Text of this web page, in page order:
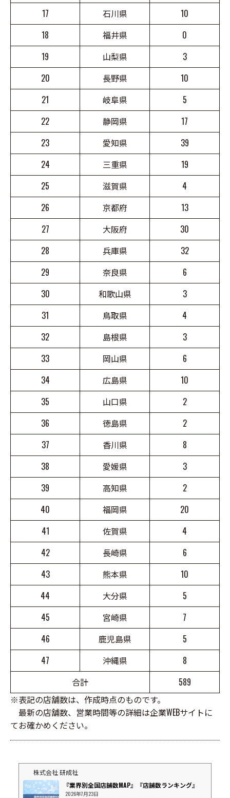
17 石川県
10
18
福井県
0
19
山梨県
3
20
長野県
10
21
岐阜県
5
22
静岡県
17
23
愛知県
39
24
三重県
19
25
滋賀県
4
26
京都府
13
27
大阪府
30
28
兵庫県
32
29
奈良県
6
30
和歌山県
3
31
鳥取県
4
32
島根県
3
33
岡山県
6
34
広島県
10
35
山口県
2
36
徳島県
2
37
香川県
8
38
愛媛県
3
39
高知県
2
40
福岡県
20
41
佐賀県
4
42
長崎県
6
43
熊本県
10
44
大分県
5
45
宮崎県
7
46
鹿児島県
5
47
沖縄県
8
合計
589
※表記の店舗数は、作成時点のものです。
最新の店舗数、営業時間等の詳細は企業WEBサイトに
てお確かめください。
株式会社 研成社
『業界別全国店舗数MAP』『店舗数ランキング』
2026年7月23日